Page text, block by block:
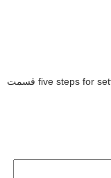
"5گام در هدف گذاری مالی" five steps for setting financial goals قسمت